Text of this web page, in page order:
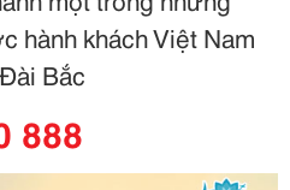
hành khách Việt Nam
Bắc
888